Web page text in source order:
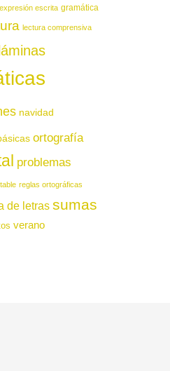
expresión escrita gramática
lectura comprensiva
láminas
navidad
ortografía
problemas
reglas ortográficas
de letras sumas
verano